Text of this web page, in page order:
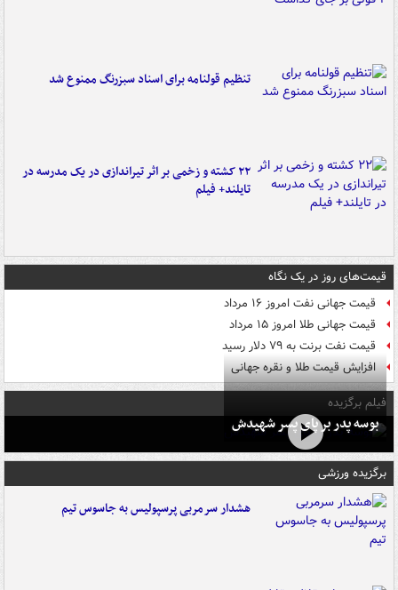
تنظیم قولنامه برای اسناد سبزرنگ ممنوع شد
۲۲ کشته و زخمی بر اثر تیراندازی در یک مدرسه در
تایلند+ فیلم
قیمت‌های روز در یک نگاه
قیمت جهانی نفت امروز ۱۶ مرداد
قیمت جهانی طلا امروز ۱۵ مرداد
قیمت نفت برنت به ۷۹ دلار رسید
افزایش قیمت طلا و نقره جهانی
فیلم برگزیده
بوسه‌ پدر بر پای پسر شهیدش
برگزیده ورزشی
هشدار سرمربی پرسپولیس به جاسوس تیم